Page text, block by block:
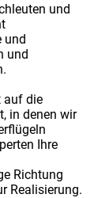
und
und
und
auf die
in denen wir
Ihre
Richtung
Realisierung.